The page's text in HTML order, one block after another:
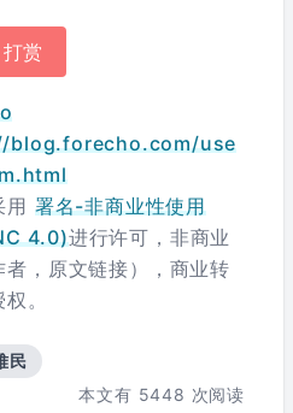
打赏
blog.forecho.com/use
用 署名-非商业性使用
4.0)进行许可，非商业
，原文链接），商业转
。
民
本文有 5448 次阅读